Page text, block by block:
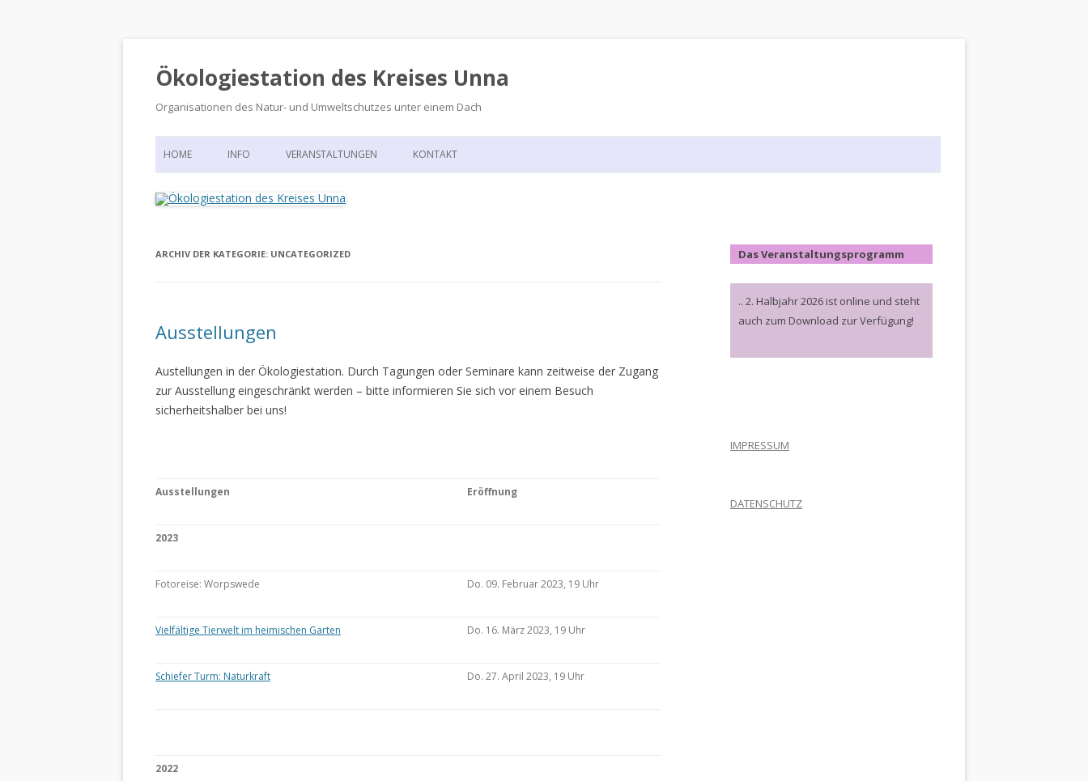
Ökologiestation des Kreises Unna
Organisationen des Natur- und Umweltschutzes unter einem Dach
Zum
HOME INFO VERANSTALTUNGEN KONTAKT
ARCHIV DER KATEGORIE: UNCATEGORIZED
Ausstellungen
Austellungen in der Ökologiestation. Durch Tagungen oder Seminare kann zeitweise der Zugang
zur Ausstellung eingeschränkt werden – bitte informieren Sie sich vor einem Besuch
sicherheitshalber bei uns!
Ausstellungen Eröffnung
2023
Fotoreise: Worpswede Do. 09. Februar 2023, 19 Uhr
Vielfältige Tierwelt im heimischen Garten Do. 16. März 2023, 19 Uhr
Schiefer Turm: Naturkraft Do. 27. April 2023, 19 Uhr
2022
Das Veranstaltungsprogramm
.. 2. Halbjahr 2026 ist online und steht
auch zum Download zur Verfügung!
IMPRESSUM
DATENSCHUTZ